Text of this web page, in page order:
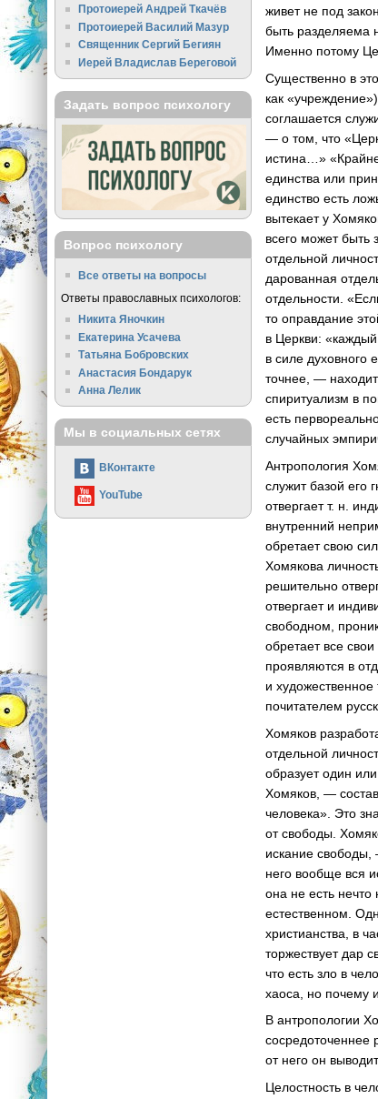
живет не под
быть разделяема
Именно потому
Существенно в
как
соглашается
— о том, что
истина…»
единства или
единство есть
вытекает у
всего может быть
отдельной
дарованная
отдельности.
то оправдание
в Церкви:
в силе духовного
точнее, —
спиритуализм в
есть
случайных
Антропология
служит базой его
отвергает т. н.
внутренний
обретает свою
Хомякова
решительно
отвергает и
свободном,
обретает все
проявляются в
и
почитателем
Хомяков
отдельной
образует один
Хомяков, —
человека». Это
от свободы.
искание свободы,
него вообще вся
она не есть
естественном.
христианства, в
торжествует дар
что есть зло в
хаоса, но почему
В антропологии
сосредоточеннее
от него он
Целостность в
Протоиерей Андрей Ткачёв
Протоиерей Василий Мазур
Священник Сергий Бегиян
Иерей Владислав Береговой
Задать вопрос психологу
Вопрос психологу
Все ответы на вопросы
Ответы православных психологов:
Никита Яночкин
Екатерина Усачева
Татьяна Бобровских
Анастасия Бондарук
Анна Лелик
Мы в социальных сетях
ВКонтакте
YouTube